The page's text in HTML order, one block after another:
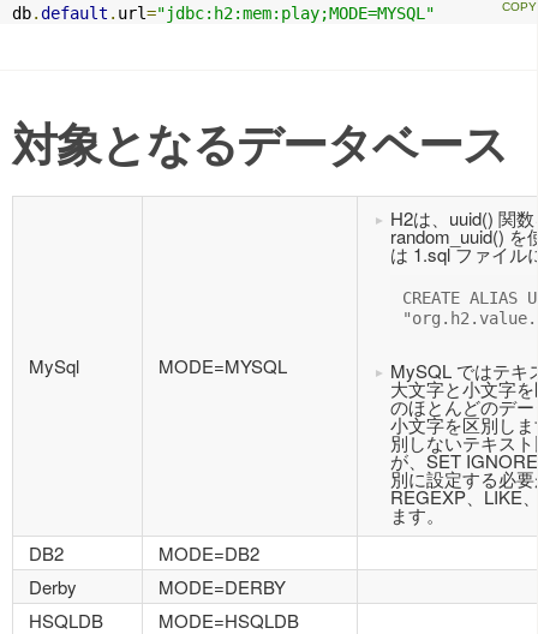
db.default . url="jdbc:h2:mem:play;MODE=MYSQL"
対象となるデータベース
MySql MODE=MYSQL
H2は、uuid() 関
random_uuid() を
は 1.sql ファイル
CREATE ALIAS
MySQL ではテキ
大文字と小文字
のほとんどのデ
小文字を区別し
別しないテキス
が、SET
別に設定する必
REGEXP、LIKE
ます。
DB2
MODE=DB2
Derby
MODE=DERBY
HSQLDB
MODE=HSQLDB